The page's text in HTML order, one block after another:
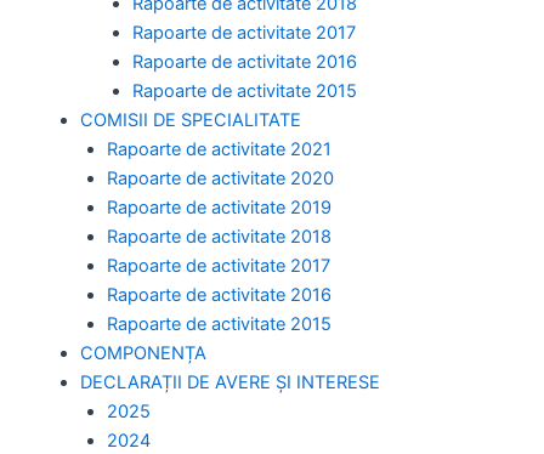
Rapoarte de activitate 2017
Rapoarte de activitate 2016
Rapoarte de activitate 2015
COMISII DE SPECIALITATE
Rapoarte de activitate 2021
Rapoarte de activitate 2020
Rapoarte de activitate 2019
Rapoarte de activitate 2018
Rapoarte de activitate 2017
Rapoarte de activitate 2016
Rapoarte de activitate 2015
COMPONENȚA
DECLARAȚII DE AVERE ȘI INTERESE
2025
2024